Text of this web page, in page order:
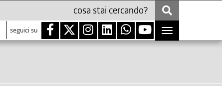
seguici su
Toggle
navigation